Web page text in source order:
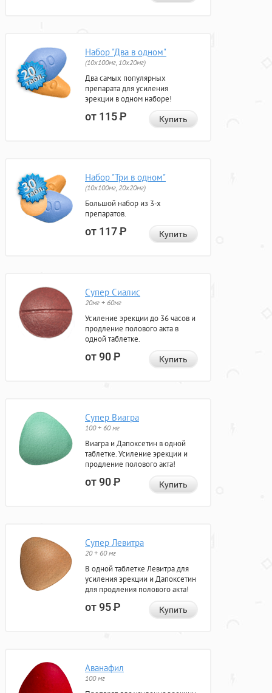
Набор "Два в одном"
(10x100мг, 10x20мг)
Два самых популярных
препарата для усиления
эрекции в одном наборе!
от 115Р Купить
Набор "Три в одном"
(10x100мг, 20x20мг)
Большой набор из 3-х
препаратов.
от 117Р Купить
Супер Сиалис
20мг + 60мг
Усиление эрекции до 36 часов и
продление полового акта в
одной таблетке.
от 90Р Купить
Супер Виагра
100 + 60 мг
Виагра и Дапоксетин в одной
таблетке. Усиление эрекции и
продление полового акта!
от 90Р Купить
Супер Левитра
20 + 60 мг
В одной таблетке Левитра для
усиления эрекции и Дапоксетин
для продления полового акта!
от 95Р Купить
Аванафил
100 мг